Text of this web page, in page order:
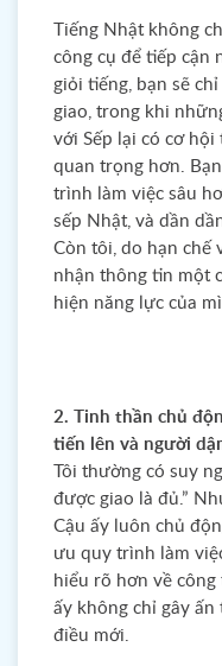
Tiếng Nhật không
công cụ để tiếp cận
giỏi tiếng, bạn sẽ
giao, trong khi
với Sếp lại có cơ
quan trọng hơn.
trình làm việc sâu
sếp Nhật, và dần
Còn tôi, do hạn chế
nhận thông tin một
hiện năng lực của
2. Tinh thần chủ
tiến lên và người
Tôi thường có suy
được giao là đủ.”
Cậu ấy luôn chủ
ưu quy trình làm
hiểu rõ hơn về công
ấy không chỉ gây
điều mới.